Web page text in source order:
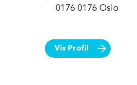
0176 0176 Oslo
Vis Profil